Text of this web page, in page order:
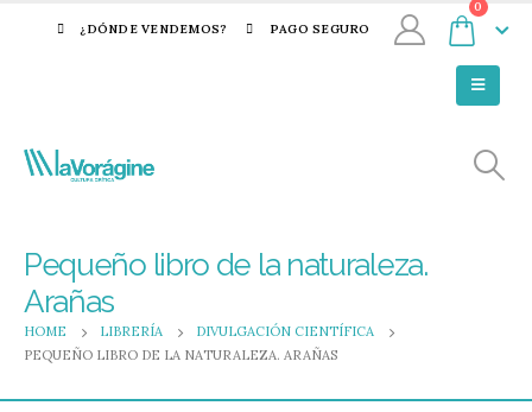
¿DÓNDE VENDEMOS? PAGO SEGURO
0
Pequeño libro de la naturaleza.
Arañas
HOME LIBRERÍA
DIVULGACIÓN CIENTÍFICA
PEQUEÑO LIBRO DE LA NATURALEZA. ARAÑAS